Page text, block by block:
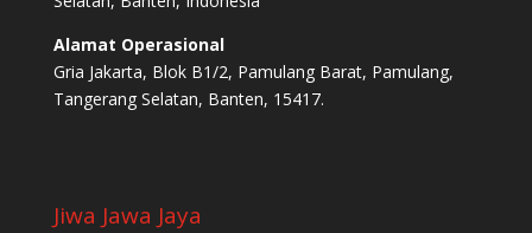
Alamat Operasional
Gria Jakarta, Blok B1/2, Pamulang Barat, Pamulang,
Tangerang Selatan, Banten, 15417.
Jiwa Jawa Jaya